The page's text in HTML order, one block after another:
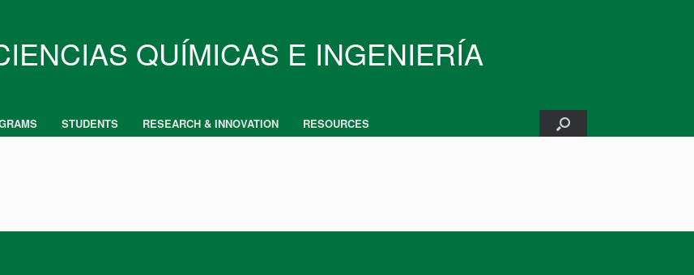
QUÍMICAS E INGENIERÍA
STUDENTS RESEARCH & INNOVATION RESOURCES